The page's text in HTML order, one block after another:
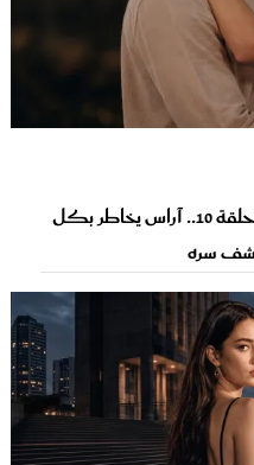
مسلسل مازلت في السابعة عشر الحلقة 10.. آراس يخاطر بكل
سره